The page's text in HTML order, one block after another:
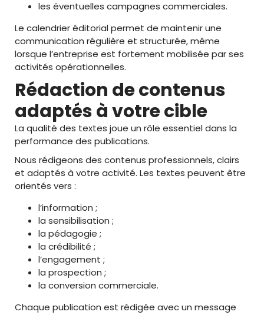
les éventuelles campagnes commerciales.
Le calendrier éditorial permet de maintenir une
communication régulière et structurée, même
lorsque l’entreprise est fortement mobilisée par ses
activités opérationnelles.
Rédaction de contenus
adaptés à votre cible
La qualité des textes joue un rôle essentiel dans la
performance des publications.
Nous rédigeons des contenus professionnels, clairs
et adaptés à votre activité. Les textes peuvent être
orientés vers :
l’information ;
la sensibilisation ;
la pédagogie ;
la crédibilité ;
l’engagement ;
la prospection ;
la conversion commerciale.
Chaque publication est rédigée avec un message